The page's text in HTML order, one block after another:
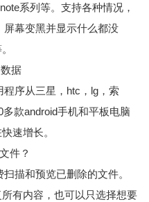
系列等。支持各种情况，
屏幕变黑并显示什么都没
据
序从三星，htc，lg，索
款android手机和平板电脑
速增长。
件？
描和预览已删除的文件。
有内容，也可以只选择想要